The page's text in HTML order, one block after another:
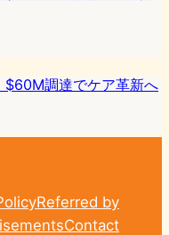
$60M調達でケア革新へ
Referred by
Contact